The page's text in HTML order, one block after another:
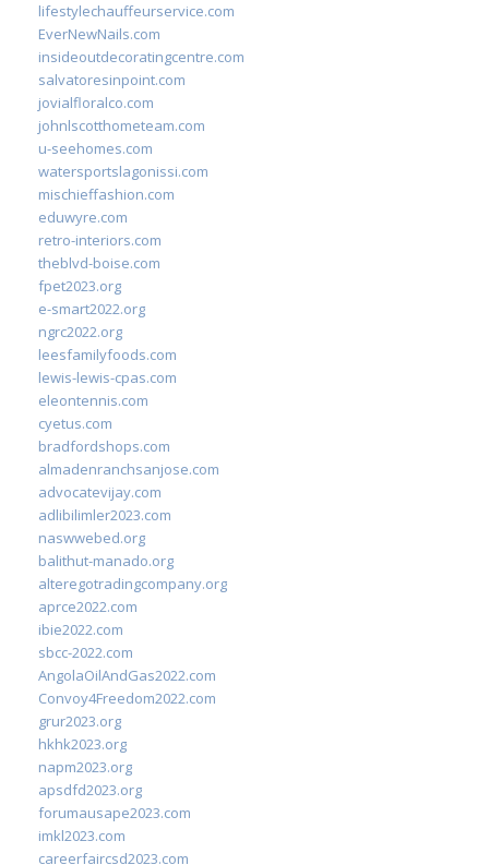
lifestylechauffeurservice.com
EverNewNails.com
insideoutdecoratingcentre.com
salvatoresinpoint.com
jovialfloralco.com
johnlscotthometeam.com
u-seehomes.com
watersportslagonissi.com
mischieffashion.com
eduwyre.com
retro-interiors.com
theblvd-boise.com
fpet2023.org
e-smart2022.org
ngrc2022.org
leesfamilyfoods.com
lewis-lewis-cpas.com
eleontennis.com
cyetus.com
bradfordshops.com
almadenranchsanjose.com
advocatevijay.com
adlibilimler2023.com
naswwebed.org
balithut-manado.org
alteregotradingcompany.org
aprce2022.com
ibie2022.com
sbcc-2022.com
AngolaOilAndGas2022.com
Convoy4Freedom2022.com
grur2023.org
hkhk2023.org
napm2023.org
apsdfd2023.org
forumausape2023.com
imkl2023.com
careerfaircsd2023.com